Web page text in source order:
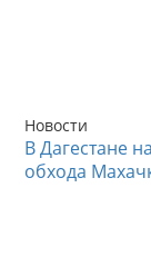
Новости
В Дагестане
обхода